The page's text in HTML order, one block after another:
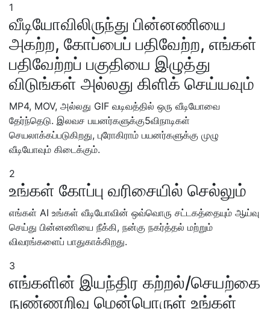
1
வீடியோவிலிருந்து பின்னணியை
அகற்ற, கோப்பைப் பதிவேற்ற, எங்கள்
பதிவேற்றப் பகுதியை இழுத்து
விடுங்கள் அல்லது கிளிக் செய்யவும்
MP4, MOV, அல்லது GIF வடிவத்தில் ஒரு வீடியோவை
தேர்ந்தெடு. இலவச பயனர்களுக்கு5விநாடிகள்
செயலாக்கப்படுகிறது, புரோகிராம் பயனர்களுக்கு முழு
வீடியோவும் கிடைக்கும்.
2
உங்கள் கோப்பு வரிசையில் செல்லும்
எங்கள் AI உங்கள் வீடியோவின் ஒவ்வொரு சட்டகத்தையும் ஆய்வு
செய்து பின்னணியை நீக்கி, நன்கு நகர்த்தல் மற்றும்
விவரங்களைப் பாதுகாக்கிறது.
3
எங்களின் இயந்திர கற்றல்/செயற்கை
நுண்ணறிவு மென்பொருள் உங்கள்